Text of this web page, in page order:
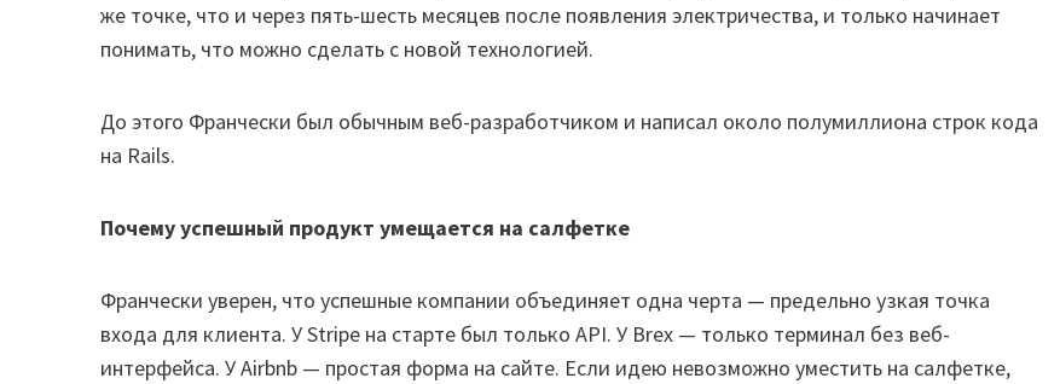
же точке, что и через пять-шесть месяцев после появления электричества, и только начинает
понимать, что можно сделать с новой технологией.
До этого Франчески был обычным веб-разработчиком и написал около полумиллиона строк кода
на Rails.
Почему успешный продукт умещается на салфетке
Франчески уверен, что успешные компании объединяет одна черта — предельно узкая точка
входа для клиента. У Stripe на старте был только API. У Brex — только терминал без веб-
интерфейса. У Airbnb — простая форма на сайте. Если идею невозможно уместить на салфетке,